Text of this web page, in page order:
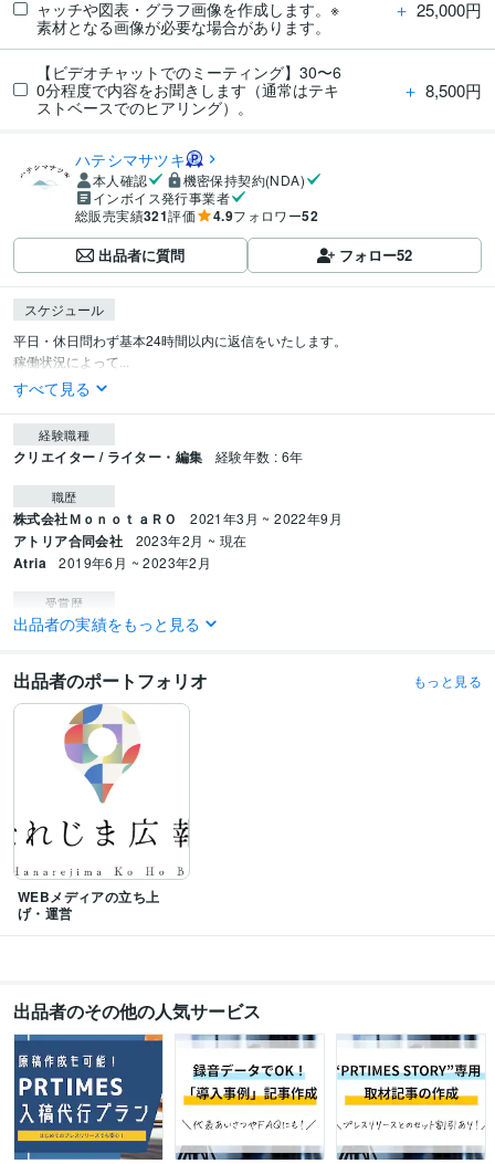
ャッチや図表・グラフ画像を作成します。※
素材となる画像が必要な場合があります。
＋ 25,000円
【ビデオチャットでのミーティング】30〜6
0分程度で内容をお聞きします（通常はテキ
ストベースでのヒアリング）。
＋ 8,500円
ハテシマサツキ
本人確認
機密保持契約(NDA)
インボイス発行事業者
総販売実績321評価 4.9フォロワー52
出品者に質問 フォロー52
スケジュール
平日・休日問わず基本24時間以内に返信をいたします。
稼働状況によって...
すべて見る
経験職種
クリエイター / ライター・編集 経験年数 : 6年
職歴
株式会社ＭｏｎｏｔａＲＯ 2021年3月 ~ 2022年9月
アトリア合同会社 2023年2月 ~ 現在
Atria 2019年6月 ~ 2023年2月
受賞歴
第11回 「いかなごのくぎ煮文学賞」振興協会賞
STUDIO:3年Wix:3年 WordPress:5年
Google スプレッドシート:7年
Google ドキュメント:7年
Adobe Premiere Pro:3年
ライティング・翻訳 プレスリリースの作成
PRTimes ビジネス プレスリリース
ライティング・翻訳 Webサイト内の文章作成
HP LP WEB制作 コンテンツ制作
出品者の実績をもっと見る
出品者のポートフォリオ もっと見る
WEBメディアの立ち上
げ・運営
出品者のその他の人気サービス